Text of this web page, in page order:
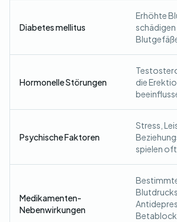
Diabetes mellitus
Erhöhte
schädigen
Hormonelle Störungen
die
Psychische Faktoren
Stress,
spielen oft
Medikamenten-
Nebenwirkungen